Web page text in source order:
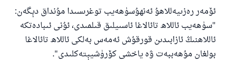
ئۆمەر رەزىيەللاھۇ ئەنھۇسۈھەيب توغرىسىدا مۇنداق دېگەن:
"سۈھەيب ئاللاھ تائالاغا ئاسىيلىق قىلمىدى، ئۇنى ئىبادەتكە
ئاللاھنىڭ ئازابىدىن قورقۇش ئەمەس بەلكى ئاللاھ تائالاغا
بولغان مۇھەببەت ۋە ياخشى كۆرۈشيېتەكلىدى".
110845 - نومۇرلۇق سوئالنىڭ جاۋابى
ئائىلىنى ساقلاپ قالدى
ئۇممەتكە جاۋاپ بېرىشىمىزگە ياردەم قىلىڭ